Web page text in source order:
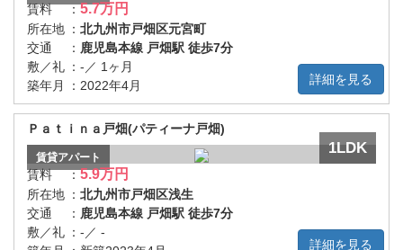
詳細を見る
賃料 ：5.7万円
所在地 ： 北九州市戸畑区元宮町
交通
： 鹿児島本線 戸畑駅 徒歩7分
敷／礼 ： -／ 1ヶ月
築年月
： 2022年4月
詳細を見る
Ｐａｔｉｎａ戸畑(パティーナ戸畑)
1LDK
賃貸アパート
賃料 ：5.9万円
所在地 ： 北九州市戸畑区浅生
交通
： 鹿児島本線 戸畑駅 徒歩7分
敷／礼 ： -／ -